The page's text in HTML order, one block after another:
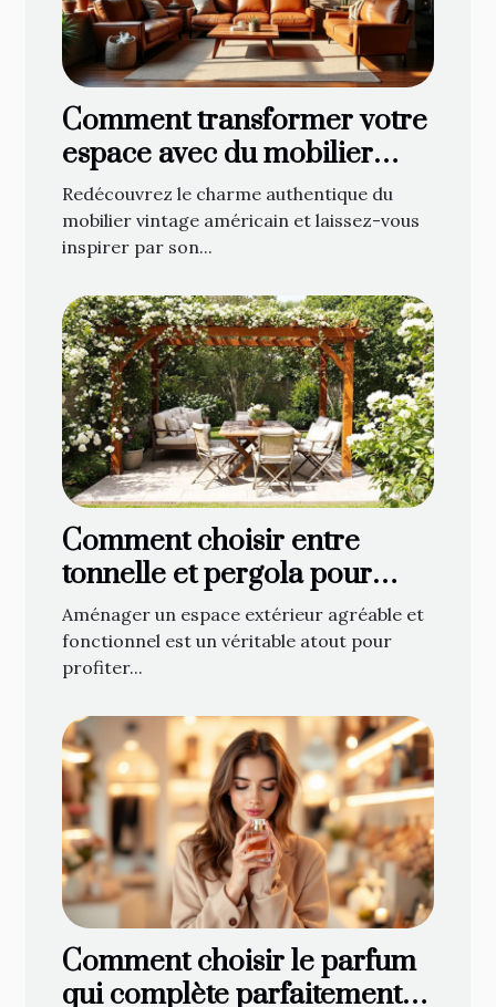
Comment transformer votre
espace avec du mobilier
vintage américain ?
Redécouvrez le charme authentique du
mobilier vintage américain et laissez-vous
inspirer par son...
Comment choisir entre
tonnelle et pergola pour
optimiser votre espace
extérieur ?
Aménager un espace extérieur agréable et
fonctionnel est un véritable atout pour
profiter...
Comment choisir le parfum
qui complète parfaitement